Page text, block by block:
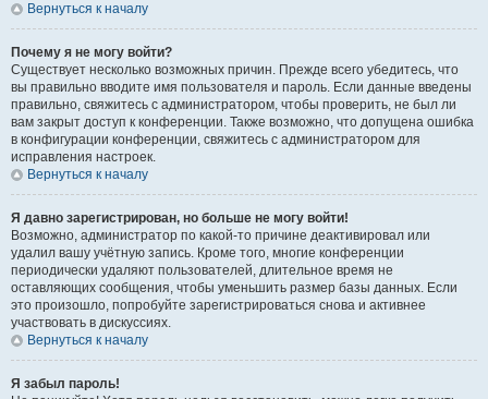
Вернуться к началу
Почему я не могу войти?
Существует несколько возможных причин. Прежде всего убедитесь, что
вы правильно вводите имя пользователя и пароль. Если данные введены
правильно, свяжитесь с администратором, чтобы проверить, не был ли
вам закрыт доступ к конференции. Также возможно, что допущена ошибка
в конфигурации конференции, свяжитесь с администратором для
исправления настроек.
Вернуться к началу
Я давно зарегистрирован, но больше не могу войти!
Возможно, администратор по какой-то причине деактивировал или
удалил вашу учётную запись. Кроме того, многие конференции
периодически удаляют пользователей, длительное время не
оставляющих сообщения, чтобы уменьшить размер базы данных. Если
это произошло, попробуйте зарегистрироваться снова и активнее
участвовать в дискуссиях.
Вернуться к началу
Я забыл пароль!